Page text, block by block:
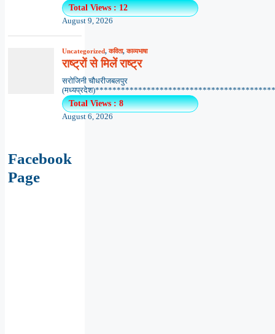
Total Views : 12
August 9, 2026
Uncategorized,कविता,काव्यभाषा
राष्ट्रों से मिलें राष्ट्र
सरोजिनी चौधरीजबलपुर
Total Views : 8
August 6, 2026
Facebook
Page